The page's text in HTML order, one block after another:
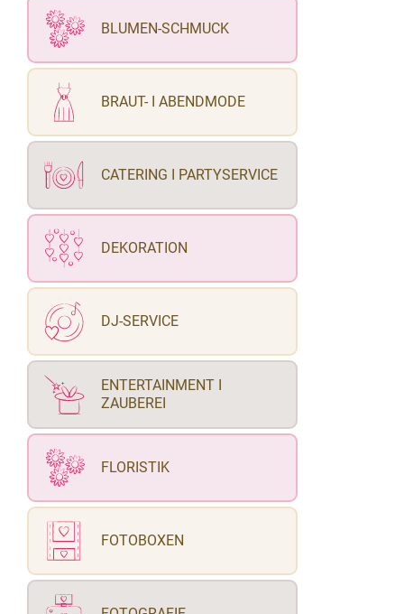
BLUMEN-SCHMUCK
BRAUT- I ABENDMODE
CATERING I PARTYSERVICE
DEKORATION
DJ-SERVICE
ENTERTAINMENT I
ZAUBEREI
FLORISTIK
FOTOBOXEN